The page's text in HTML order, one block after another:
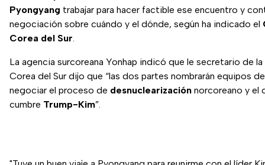
Pyongyang trabajar para hacer factible ese encuentro y
negociación sobre cuándo y el dónde, según ha indicado el
Corea del Sur.
La agencia surcoreana Yonhap indicó que le secretario de
Corea del Sur dijo que “las dos partes nombrarán equipos
negociar el proceso de desnuclearización norcoreano y el
cumbre Trump-Kim”.